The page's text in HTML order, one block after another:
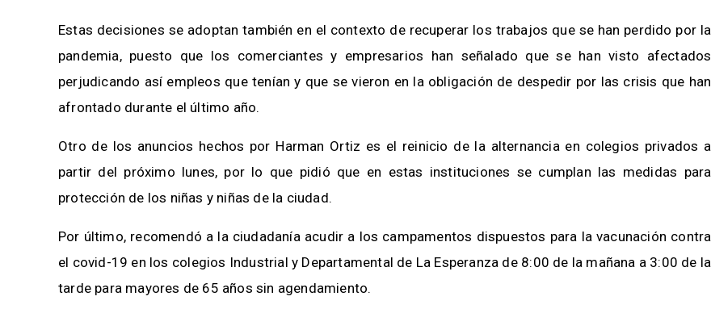
Estas decisiones se adoptan también en el contexto de recuperar los trabajos que se han perdido por la
pandemia, puesto que los comerciantes y empresarios han señalado que se han visto afectados
perjudicando así empleos que tenían y que se vieron en la obligación de despedir por las crisis que han
afrontado durante el último año.
Otro de los anuncios hechos por Harman Ortiz es el reinicio de la alternancia en colegios privados a
partir del próximo lunes, por lo que pidió que en estas instituciones se cumplan las medidas para
protección de los niñas y niñas de la ciudad.
Por último, recomendó a la ciudadanía acudir a los campamentos dispuestos para la vacunación contra
el covid-19 en los colegios Industrial y Departamental de La Esperanza de 8:00 de la mañana a 3:00 de la
tarde para mayores de 65 años sin agendamiento.